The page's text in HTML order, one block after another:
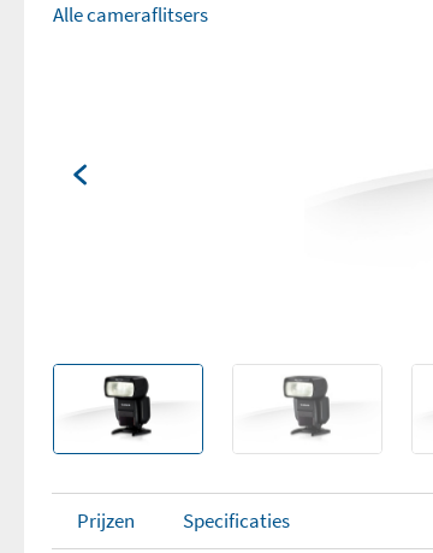
Alle cameraflitsers
Prijzen Specificaties